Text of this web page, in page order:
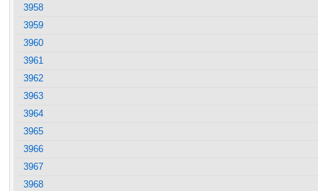
3958
3959
3960
3961
3962
3963
3964
3965
3966
3967
3968